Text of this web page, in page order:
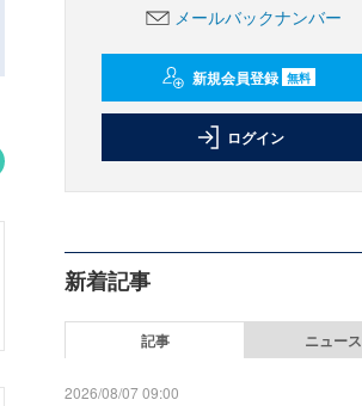
メールバックナンバー
新規会員登録 無料
ログイン
新着記事
記事 ニュース
2026/08/07 09:00